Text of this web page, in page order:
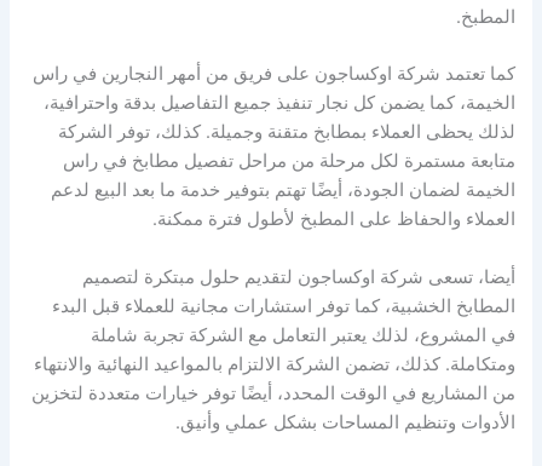
المطبخ.
كما تعتمد شركة اوكساجون على فريق من أمهر النجارين في راس
الخيمة، كما يضمن كل نجار تنفيذ جميع التفاصيل بدقة واحترافية،
لذلك يحظى العملاء بمطابخ متقنة وجميلة. كذلك، توفر الشركة
متابعة مستمرة لكل مرحلة من مراحل تفصيل مطابخ في راس
الخيمة لضمان الجودة، أيضًا تهتم بتوفير خدمة ما بعد البيع لدعم
العملاء والحفاظ على المطبخ لأطول فترة ممكنة.
أيضا، تسعى شركة اوكساجون لتقديم حلول مبتكرة لتصميم
المطابخ الخشبية، كما توفر استشارات مجانية للعملاء قبل البدء
في المشروع، لذلك يعتبر التعامل مع الشركة تجربة شاملة
ومتكاملة. كذلك، تضمن الشركة الالتزام بالمواعيد النهائية والانتهاء
من المشاريع في الوقت المحدد، أيضًا توفر خيارات متعددة لتخزين
الأدوات وتنظيم المساحات بشكل عملي وأنيق.